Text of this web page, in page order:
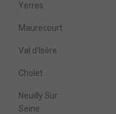
Yerres
Maurecourt
Val d'Isère
Cholet
Neuilly Sur
Seine